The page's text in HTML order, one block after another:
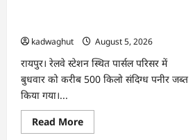
kadwaghut
August 5, 2026
रायपुर। रेलवे स्टेशन स्थित पार्सल परिसर में
बुधवार को करीब 500 किलो संदिग्ध पनीर जब्त
किया गया।...
Read MoreRead
more